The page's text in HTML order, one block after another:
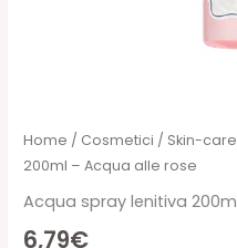
Home / Cosmetici / Skin-care
200ml – Acqua alle rose
Acqua spray lenitiva
6,79€